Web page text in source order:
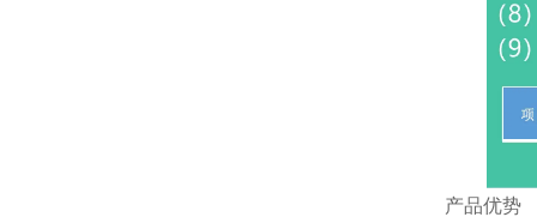
产品优势